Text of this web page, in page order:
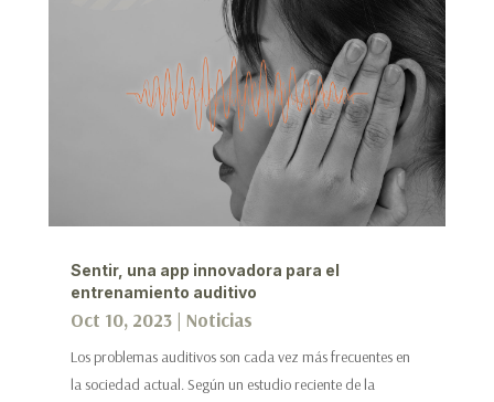
Sentir, una app innovadora para el
entrenamiento auditivo
Oct 10, 2023| Noticias
Los problemas auditivos son cada vez más frecuentes en
la sociedad actual. Según un estudio reciente de la